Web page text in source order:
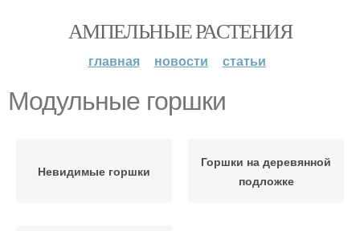
АМПЕЛЬНЫЕ РАСТЕНИЯ
главная новости статьи
Модульные горшки
Невидимые горшки
Горшки на деревянной
подложке